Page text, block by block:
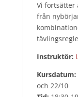
Vi fortsätter
från
Instruktör:
Kursdatum:
och 22/10